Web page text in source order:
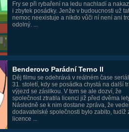
Fry se při rybaření na ledu nachladí a
i zbytek posádky. Jenže v budoucnosti už
nemoc neexistuje a nikdo vůči ní není ani
odolný. ...
Benderovo Parádní Terno II
Děj filmu se odehrává v reálném čase
31. století, kdy se posádka chystá na další
výjezd se zásilkou. V tom se ale dozví, že
společnost ztratila licenci již před dvěma
Následně se k nim dostane zpráva, že
dodavatelské společnosti bylo zabito, tudíž
licence ...